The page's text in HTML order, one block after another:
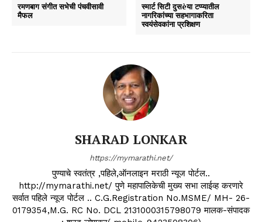
रमणबाग संगीत सभेची पंचवीसावी
मैफल
स्मार्ट सिटी दुसèया टप्प्यातील
नागरिकांच्या सहभागाकरिता
स्वयंसेवकांना प्रशिक्षण
SHARAD LONKAR
https://mymarathi.net/
पुण्याचे स्वतंत्र ,पहिले,ऑनलाइन मराठी न्यूज पोर्टल..
http://mymarathi.net/ पुणे महापालिकेची मुख्य सभा लाईव्ह करणारे
सर्वात पहिले न्यूज पोर्टल .. C.G.Registration No.MSME/ MH- 26-
0179354,M.G. RC No. DCL 2131000315798079 मालक-संपादक